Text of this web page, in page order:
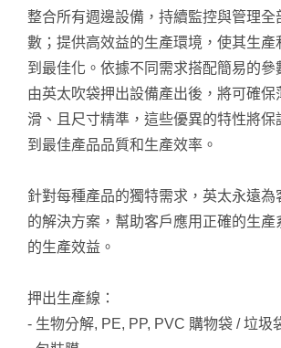
整合所有週邊設備，持續監控與管理全
數；提供高效益的生產環境，使其生產
到最佳化。依據不同需求搭配簡易的參
由英太吹袋押出設備產出後，將可確保
滑、且尺寸精準，這些優異的特性將保
到最佳產品品質和生產效率。
針對每種產品的獨特需求，英太永遠為
的解決方案，幫助客戶應用正確的生產
的生產效益。
押出生產線：
- 生物分解, PE, PP, PVC 購物袋 / 垃圾